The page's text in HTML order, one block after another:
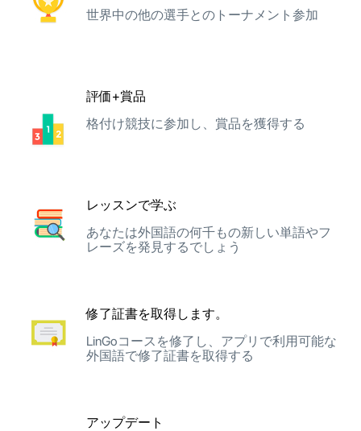
世界中の他の選手とのトーナメント参加
評価+賞品
格付け競技に参加し、賞品を獲得する
レッスンで学ぶ
あなたは外国語の何千もの新しい単語やフ
レーズを発見するでしょう
修了証書を取得します。
LinGoコースを修了し、アプリで利用可能な
外国語で修了証書を取得する
アップデート